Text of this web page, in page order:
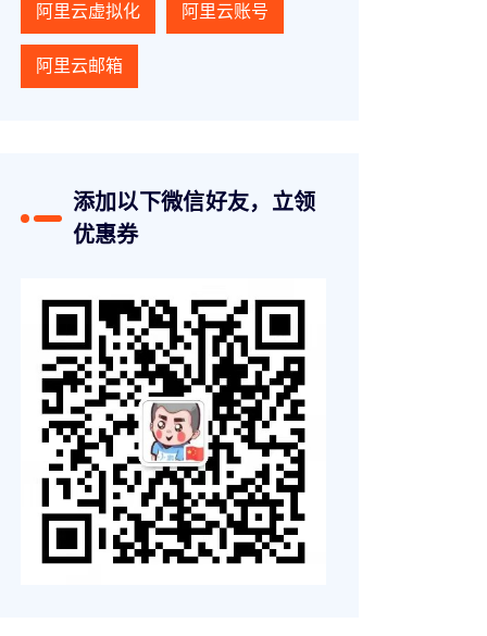
阿里云虚拟化 阿里云账号
阿里云邮箱
添加以下微信好友，立领
优惠券